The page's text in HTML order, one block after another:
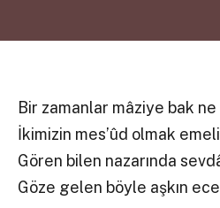
Bir zamanlar mâziye bak
İkimizin mes’ûd olmak emeli
Gören bilen nazarında
Göze gelen böyle aşkın